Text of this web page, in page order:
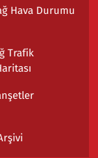
Hava Durumu
Trafik